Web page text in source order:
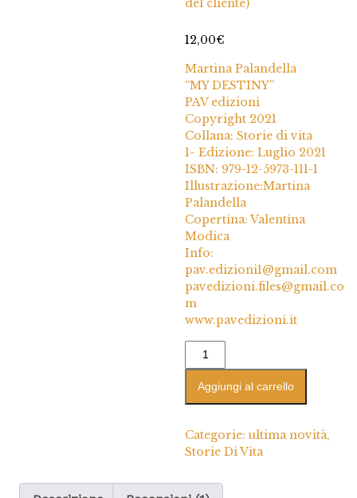
su 5 su base
del cliente)
12,00€
Martina Palandella
“MY DESTINY”
PAV edizioni
Copyright 2021
Collana: Storie di vita
1^ Edizione: Luglio 2021
ISBN: 979-12-5973-111-1
Illustrazione:Martina
Palandella
Copertina: Valentina
Modica
Info:
pav.edizioni1@gmail.com
pavedizioni.files@gmail.co
m
www.pavedizioni.it
Aggiungi al carrello
Categorie:ultima novità,
Storie Di Vita